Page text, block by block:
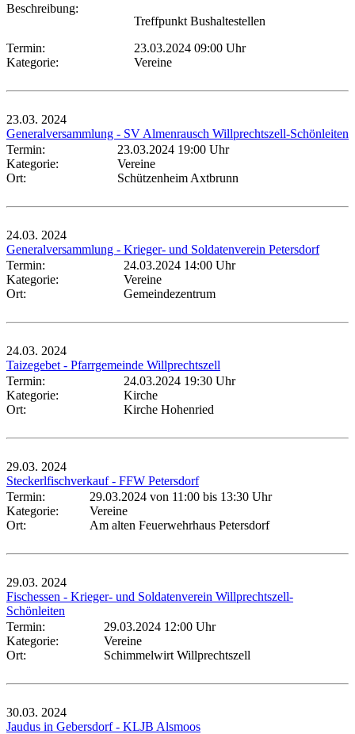
Beschreibung:
Treffpunkt Bushaltestellen
Termin:
23.03.2024 09:00 Uhr
Kategorie:
Vereine
23.03. 2024
Generalversammlung - SV Almenrausch Willprechtszell-Schönleiten
Termin:
23.03.2024 19:00 Uhr
Kategorie:
Vereine
Ort:
Schützenheim Axtbrunn
24.03. 2024
Generalversammlung - Krieger- und Soldatenverein Petersdorf
Termin:
24.03.2024 14:00 Uhr
Kategorie:
Vereine
Ort:
Gemeindezentrum
24.03. 2024
Taizegebet - Pfarrgemeinde Willprechtszell
Termin:
24.03.2024 19:30 Uhr
Kategorie:
Kirche
Ort:
Kirche Hohenried
29.03. 2024
Steckerlfischverkauf - FFW Petersdorf
Termin:
29.03.2024 von 11:00 bis 13:30 Uhr
Kategorie:
Vereine
Ort:
Am alten Feuerwehrhaus Petersdorf
29.03. 2024
Fischessen - Krieger- und Soldatenverein Willprechtszell-
Schönleiten
Termin:
29.03.2024 12:00 Uhr
Kategorie:
Vereine
Ort:
Schimmelwirt Willprechtszell
30.03. 2024
Jaudus in Gebersdorf - KLJB Alsmoos